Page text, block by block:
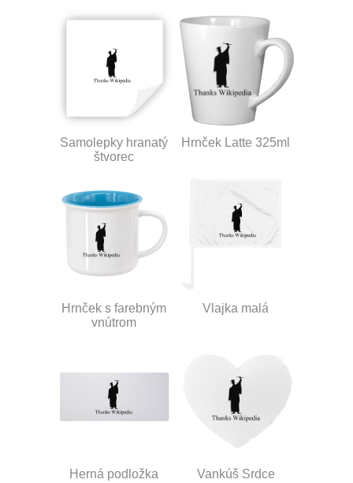
Samolepky hranatý
štvorec
Hrnček Latte 325ml
Hrnček s farebným
vnútrom
Vlajka malá
Herná podložka
Vankúš Srdce